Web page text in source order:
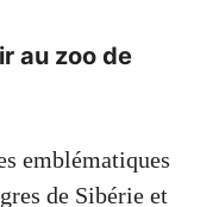
au zoo de
emblématiques
de Sibérie et